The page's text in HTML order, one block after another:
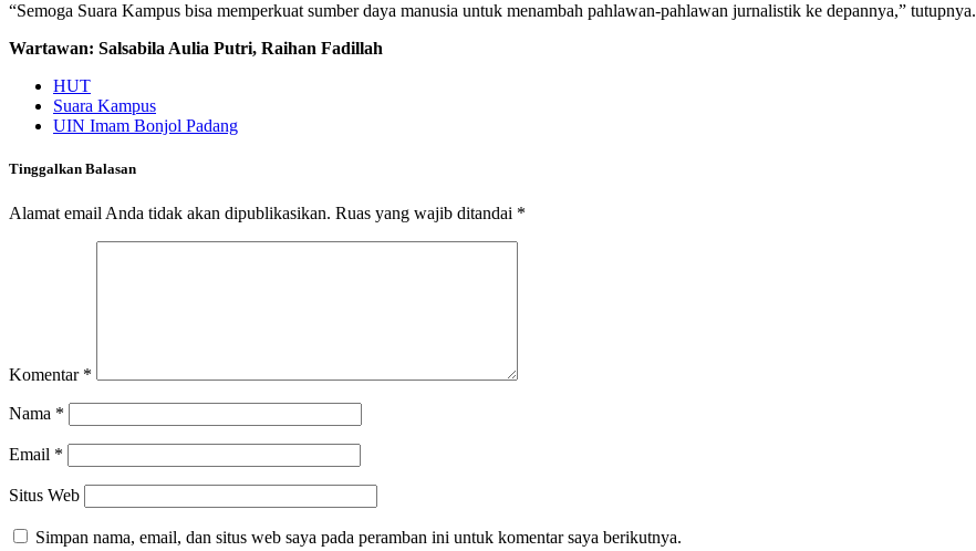
“Semoga Suara Kampus bisa memperkuat sumber daya manusia untuk menambah pahlawan-pahlawan jurnalistik ke depannya,” tutupnya.
Wartawan: Salsabila Aulia Putri, Raihan Fadillah
HUT
Suara Kampus
UIN Imam Bonjol Padang
Tinggalkan Balasan
Alamat email Anda tidak akan dipublikasikan. Ruas yang wajib ditandai *
Komentar *
Nama *
Email *
Situs Web
Simpan nama, email, dan situs web saya pada peramban ini untuk komentar saya berikutnya.